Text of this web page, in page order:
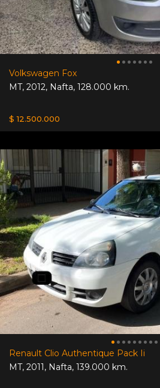
Volkswagen Fox
MT, 2012, Nafta, 128.000 km.
$ 12.500.000
Renault Clio Authentique Pack Ii
MT, 2011, Nafta, 139.000 km.